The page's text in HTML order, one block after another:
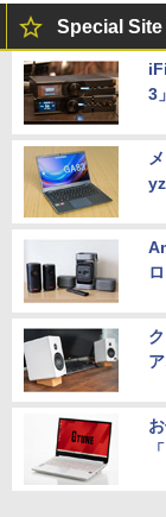
Special Site
3